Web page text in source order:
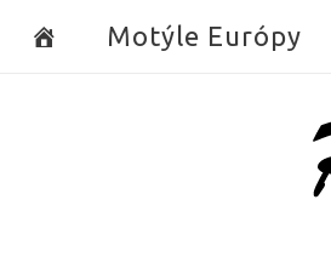
Motýle Európy
Home